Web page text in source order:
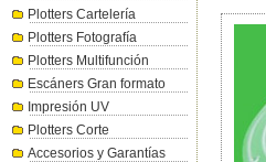
Plotters Cartelería
Plotters Fotografía
Plotters Multifunción
Escáners Gran formato
Impresión UV
Plotters Corte
Accesorios y Garantías